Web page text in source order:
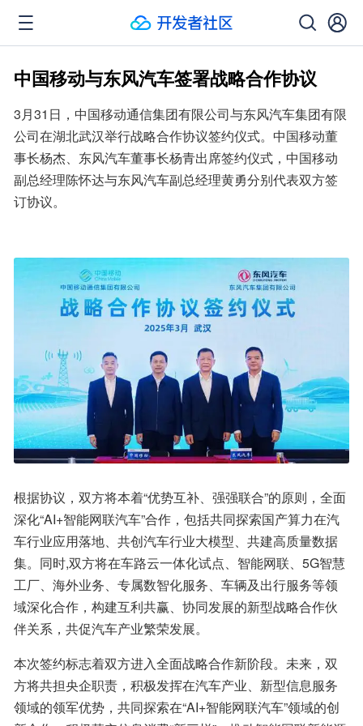
中国移动与东风汽车签署战略合作协议
3月31日，中国移动通信集团有限公司与东风汽车集团有限
公司在湖北武汉举行战略合作协议签约仪式。中国移动董
事长杨杰、东风汽车董事长杨青出席签约仪式，中国移动
副总经理陈怀达与东风汽车副总经理黄勇分别代表双方签
订协议。
根据协议，双方将本着“优势互补、强强联合”的原则，全面
深化“AI+智能网联汽车”合作，包括共同探索国产算力在汽
车行业应用落地、共创汽车行业大模型、共建高质量数据
集。同时,双方将在车路云一体化试点、智能网联、5G智慧
工厂、海外业务、专属数智化服务、车辆及出行服务等领
域深化合作，构建互利共赢、协同发展的新型战略合作伙
伴关系，共促汽车产业繁荣发展。
本次签约标志着双方进入全面战略合作新阶段。未来，双
方将共担央企职责，积极发挥在汽车产业、新型信息服务
领域的领军优势，共同探索在“AI+智能网联汽车”领域的创